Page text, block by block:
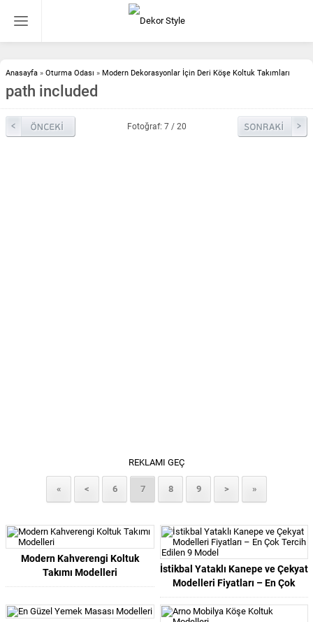
Anasayfa » Oturma Odası » Modern Dekorasyonlar İçin Deri Köşe Koltuk Takımları
path included
Fotoğraf: 7 / 20
REKLAMI GEÇ
« < 6 7 8 9 > »
Modern Kahverengi Koltuk
Takımı Modelleri
İstikbal Yataklı Kanepe ve Çekyat
Modelleri Fiyatları – En Çok
Tercih Edilen 9 Model